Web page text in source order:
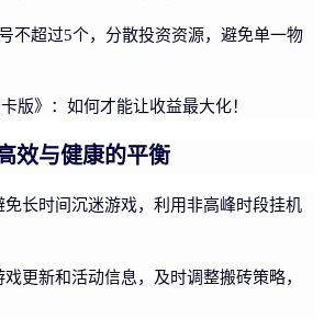
不超过5个，分散投资资源，避免单一物
效与健康的平衡
免长时间沉迷游戏，利用非高峰时段挂机
戏更新和活动信息，及时调整搬砖策略，